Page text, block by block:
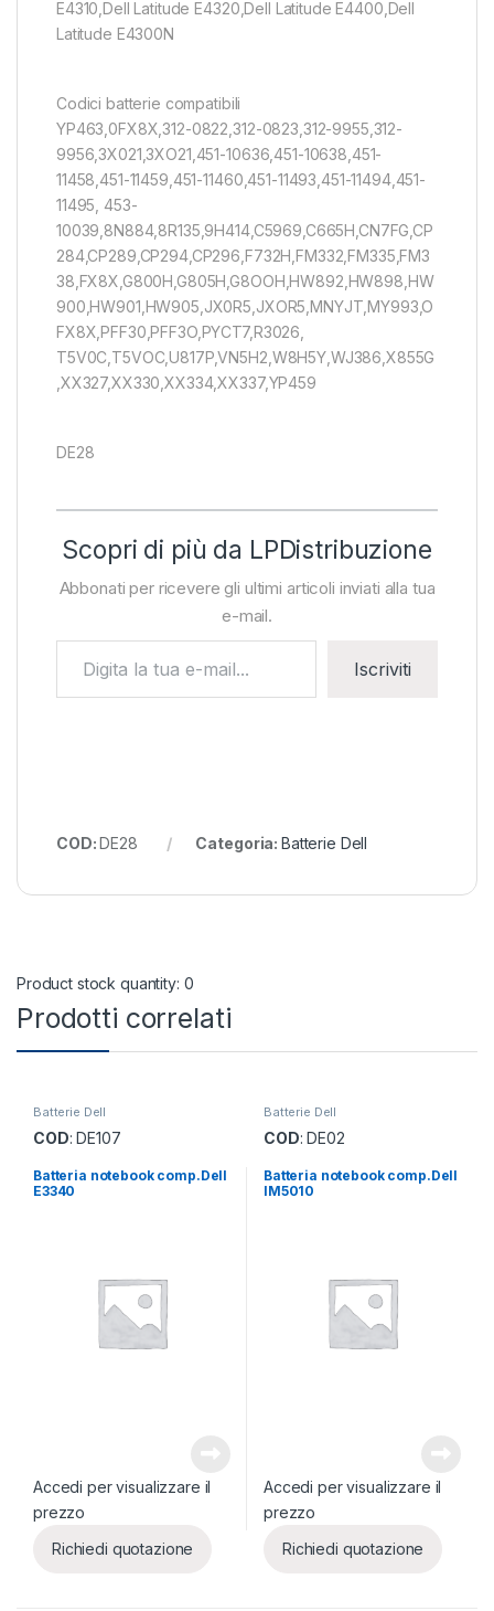
E4310,Dell Latitude E4320,Dell Latitude E4400,Dell
Latitude E4300N
Codici batterie compatibili
YP463,0FX8X,312-0822,312-0823,312-9955,312-
9956,3X021,3XO21,451-10636,451-10638,451-
11458,451-11459,451-11460,451-11493,451-11494,451-
11495, 453-
10039,8N884,8R135,9H414,C5969,C665H,CN7FG,CP
284,CP289,CP294,CP296,F732H,FM332,FM335,FM3
38,FX8X,G800H,G805H,G8OOH,HW892,HW898,HW
900,HW901,HW905,JX0R5,JXOR5,MNYJT,MY993,O
FX8X,PFF30,PFF3O,PYCT7,R3026,
T5V0C,T5VOC,U817P,VN5H2,W8H5Y,WJ386,X855G
,XX327,XX330,XX334,XX337,YP459
DE28
Scopri di più da LPDistribuzione
Abbonati per ricevere gli ultimi articoli inviati alla tua
e-mail.
Iscriviti
COD:DE28 Categoria: Batterie Dell
Product stock quantity: 0
Prodotti correlati
Batterie Dell
COD: DE107
Batteria notebook comp.Dell
E3340
Accedi per visualizzare il
prezzo
Richiedi quotazione
Batterie Dell
COD: DE02
Batteria notebook comp.Dell
IM5010
Accedi per visualizzare il
prezzo
Richiedi quotazione